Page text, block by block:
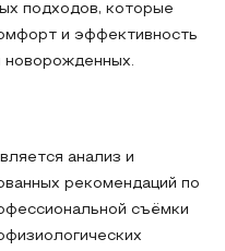
подходов, которые
и эффективность
новорожденных.
анализ и
рекомендаций по
съёмки